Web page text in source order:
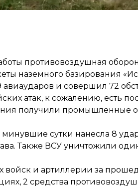
противовоздушная
наземного базирования
авиаударов и совершил 72
атак, к сожалению, есть
получили промышленные
сутки нанесла 8
Также ВСУ уничтожили
войск и артиллерии за
2 средства